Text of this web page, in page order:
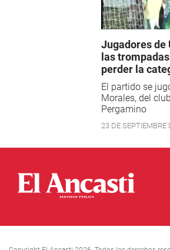
Jugadores de
las
perder la
El partido se
Morales, del
Pergamino
23 DE SEPTIEMBRE